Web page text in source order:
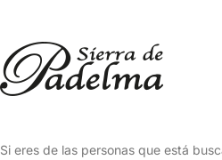
Si eres de las personas que está